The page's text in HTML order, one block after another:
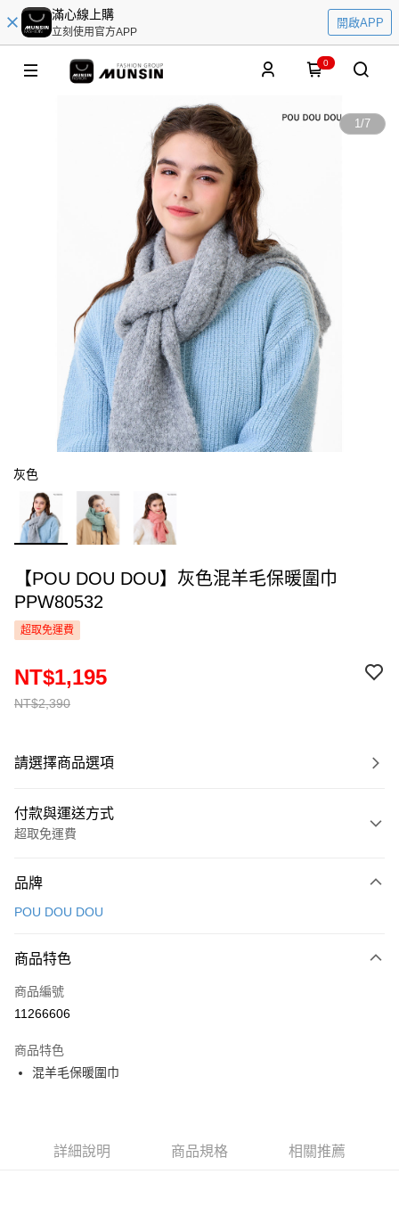
滿心線上購
立刻使用官方APP
開啟APP
0
1/7
灰色
【POU DOU DOU】灰色混羊毛保暖圍巾
PPW80532
超取免運費
NT$2,390
NT$1,195
請選擇商品選項
付款與運送方式
超取免運費
信用卡一次付款
LINE Pay
Apple Pay
悠遊付
1.本服務由台灣大哥大提供，台灣大哥大用戶可立即使用無須另外申請。
AFTEE先享後付
品牌
POU DOU DOU
商品特色
商品編號
11266606
商品特色
混羊毛保暖圍巾
詳細說明 商品規格 相關推薦